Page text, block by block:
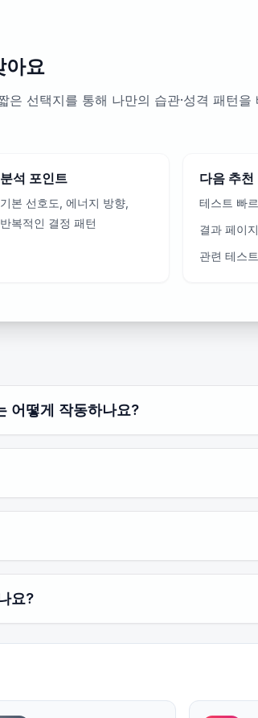
아요
선택지를 통해 나만의 습관·성격 패턴을
분석 포인트
기본 선호도, 에너지 방향,
반복적인 결정 패턴
다음 추천
테스트 빠
결과 페이
관련 테스
어떻게 작동하나요?
요?